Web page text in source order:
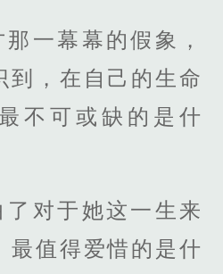
一幕幕的假象，
到，在自己的生命
不可或缺的是什
对于她这一生来
最值得爱惜的是什